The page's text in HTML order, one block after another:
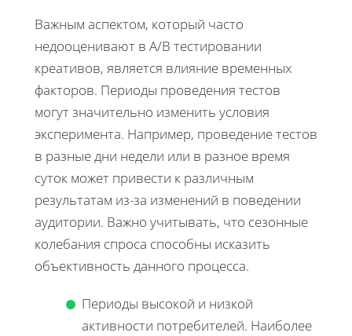
Важным аспектом, который часто
недооценивают в A/B тестировании
креативов, является влияние временных
факторов. Периоды проведения тестов
могут значительно изменить условия
эксперимента. Например, проведение тестов
в разные дни недели или в разное время
суток может привести к различным
результатам из-за изменений в поведении
аудитории. Важно учитывать, что сезонные
колебания спроса способны исказить
объективность данного процесса.
Периоды высокой и низкой
активности потребителей. Наиболее